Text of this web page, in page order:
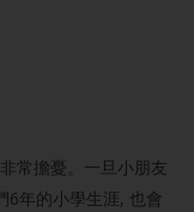
常擔憂。一旦小朋友
6年的小學生涯, 也會